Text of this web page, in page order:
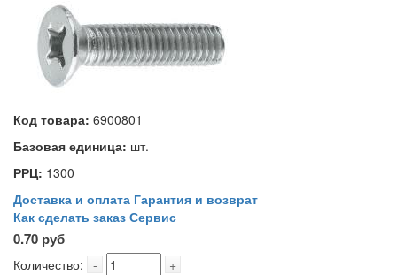
Код товара: 6900801
Базовая единица: шт.
РРЦ: 1300
Доставка и оплата Гарантия и возврат
Как сделать заказ Сервис
0.70 руб
Количество: - +